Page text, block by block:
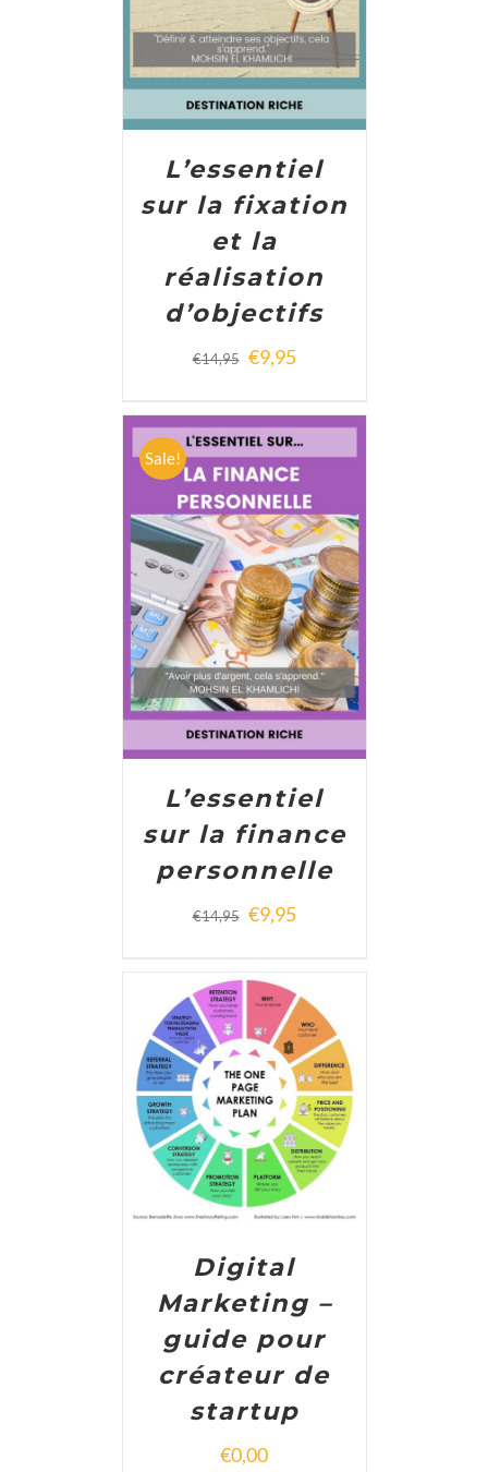
L’essentiel
sur la fixation
et la
réalisation
d’objectifs
€14,95 €9,95
Sale!
ADD TO CART / DETAILS
L’essentiel
sur la finance
personnelle
€14,95 €9,95
ADD TO CART / DETAILS
Digital
Marketing –
guide pour
créateur de
startup
€0,00